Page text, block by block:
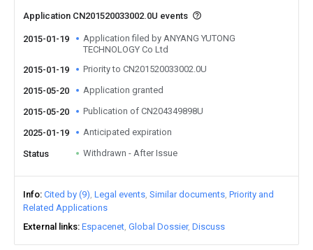
Application CN201520033002.0U events
2015-01-19
Application filed by ANYANG YUTONG
TECHNOLOGY Co Ltd
2015-01-19
Priority to CN201520033002.0U
2015-05-20 Application granted
2015-05-20 Publication of CN204349898U
2025-01-19 Anticipated expiration
Status Withdrawn - After Issue
Info Cited by (9) Legal events Similar documents Priority and
Related Applications
External links Espacenet Global Dossier Discuss